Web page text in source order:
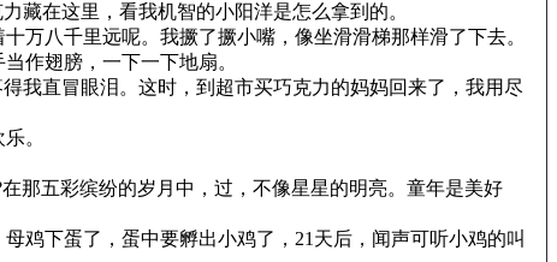
藏在这里，看我机智的小阳洋是怎么拿到的。
万八千里远呢。我撅了撅小嘴，像坐滑滑梯那样滑了下去。
作翅膀，一下一下地扇。
我直冒眼泪。这时，到超市买巧克力的妈妈回来了，我用尽
。
那五彩缤纷的岁月中，过，不像星星的明亮。童年是美好
鸡下蛋了，蛋中要孵出小鸡了，21天后，闻声可听小鸡的叫